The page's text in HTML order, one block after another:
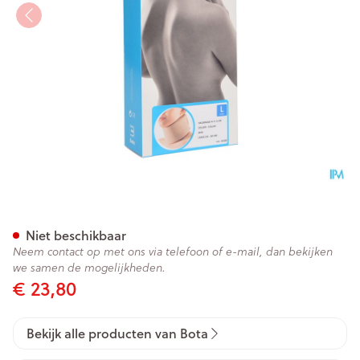
€ 23,80
Niet beschikbaar
Neem contact op met ons via telefoon of e-mail, dan bekijken
we samen de mogelijkheden.
Bekijk alle producten van Bota